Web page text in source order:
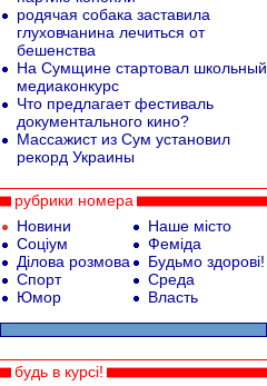
родячая собака заставила
глуховчанина лечиться от
бешенства
На Сумщине стартовал школьный
медиаконкурс
Что предлагает фестиваль
документального кино?
Массажист из Сум установил
рекорд Украины
рубрики номера
Новини
Соціум
Ділова розмова
Спорт
Юмор
Наше місто
Феміда
Будьмо здорові!
Среда
Власть
будь в курсі!